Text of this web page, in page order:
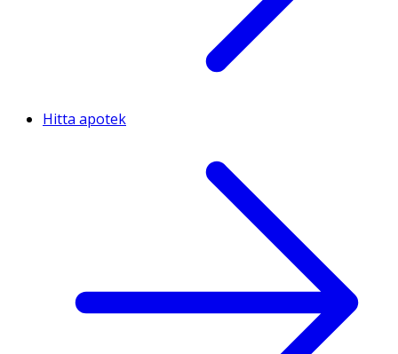
Hitta apotek